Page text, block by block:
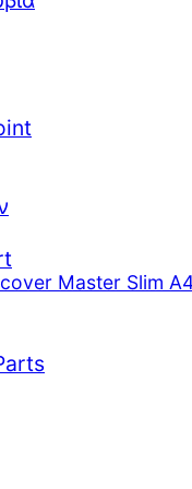
Master Slim